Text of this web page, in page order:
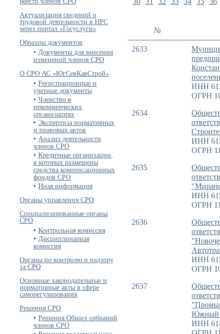
Актуализация сведений о
трудовой деятельности в НРС
через портал «Госуслуги»
Образцы документов
Документы для внесения
изменений членов СРО
О СРО АС «ЮгСевКавСтрой»
Регистрационные и
учетные документы
Членство в
некоммерческих
организациях
Экспертиза нормативных
и правовых актов
Анализ деятельности
членов СРО
Кредитные организации,
в которых размещены
средства компенсационных
фондов СРО
Иная информация
Органы управления СРО
Специализированные органы
СРО
Контрольная комиссия
Дисциплинарная
комиссия
Органы по контролю и надзору
за СРО
Основные законодательные и
нормативные акты в сфере
саморегулирования
Решения СРО
Решения Общих собраний
членов СРО
№
2633
ИНН
ОГРН
2634
ИНН
ОГРН
2635
ИНН
ОГРН
2636
ИНН
ОГРН
2637
Южный
ИНН